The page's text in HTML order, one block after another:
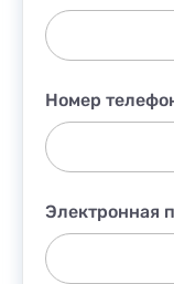
Номер
Электронная